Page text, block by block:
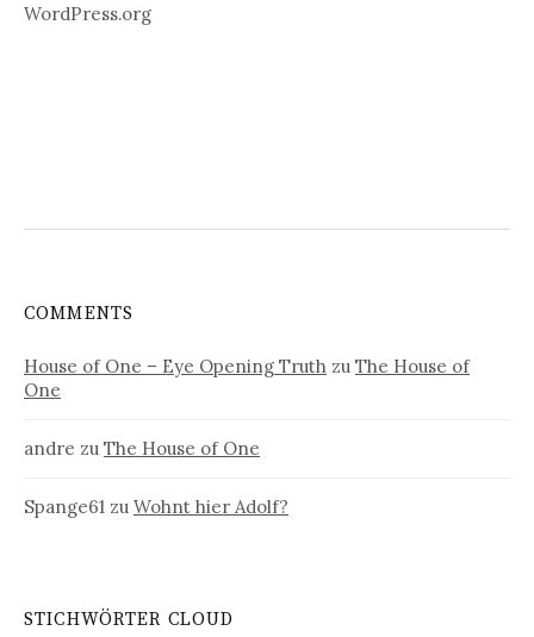
WordPress.org
COMMENTS
House of One – Eye Opening Truth zu The House of
One
andre zu The House of One
Spange61 zu Wohnt hier Adolf?
STICHWÖRTER CLOUD